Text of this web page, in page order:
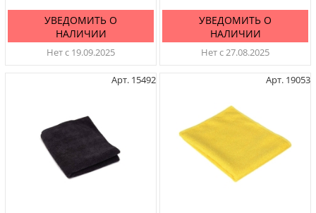
УВЕДОМИТЬ О
НАЛИЧИИ
Нет с 19.09.2025
УВЕДОМИТЬ О
НАЛИЧИИ
Нет с 27.08.2025
Арт. 15492 Арт. 19053